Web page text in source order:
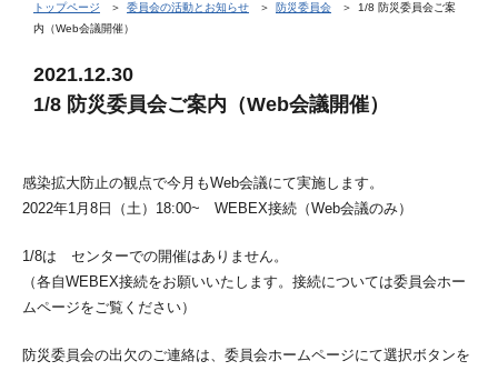
トップページ 委員会の活動とお知らせ 防災委員会
1/8 防災委員会ご案
内（Web会議開催）
2021.12.30
1/8 防災委員会ご案内（Web会議開催）
感染拡大防止の観点で今月もWeb会議にて実施します。
2022年1月8日（土）18:00~ WEBEX接続（Web会議のみ）
1/8は センターでの開催はありません。
（各自WEBEX接続をお願いいたします。接続については委員会ホー
ムページをご覧ください）
防災委員会の出欠のご連絡は、委員会ホームページにて選択ボタンを